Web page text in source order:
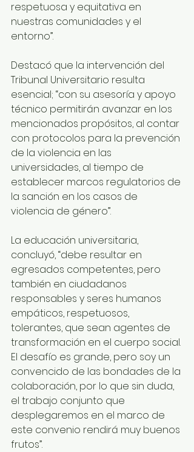
respetuosa y equitativa en
nuestras comunidades y el
entorno”.
Destacó que la intervención del
Tribunal Universitario resulta
esencial; “con su asesoría y apoyo
técnico permitirán avanzar en los
mencionados propósitos, al contar
con protocolos para la prevención
de la violencia en las
universidades, al tiempo de
establecer marcos regulatorios de
la sanción en los casos de
violencia de género”.
La educación universitaria,
concluyó, “debe resultar en
egresados competentes, pero
también en ciudadanos
responsables y seres humanos
empáticos, respetuosos,
tolerantes, que sean agentes de
transformación en el cuerpo social.
El desafío es grande, pero soy un
convencido de las bondades de la
colaboración, por lo que sin duda,
el trabajo conjunto que
desplegaremos en el marco de
este convenio rendirá muy buenos
frutos”.